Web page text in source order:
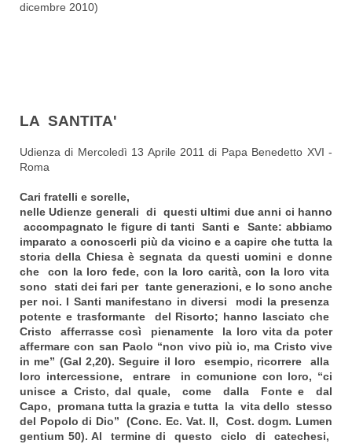
dicembre 2010)
LA SANTITA'
Udienza di Mercoledì 13 Aprile 2011 di Papa Benedetto XVI -
Roma
Cari fratelli e sorelle,
nelle Udienze generali di questi ultimi due anni ci hanno
accompagnato le figure di tanti Santi e Sante: abbiamo
imparato a conoscerli più da vicino e a capire che tutta la
storia della Chiesa è segnata da questi uomini e donne
che con la loro fede, con la loro carità, con la loro vita
sono stati dei fari per tante generazioni, e lo sono anche
per noi. I Santi manifestano in diversi modi la presenza
potente e trasformante del Risorto; hanno lasciato che
Cristo afferrasse così pienamente la loro vita da poter
affermare con san Paolo “non vivo più io, ma Cristo vive
in me” (Gal 2,20). Seguire il loro esempio, ricorrere alla
loro intercessione, entrare in comunione con loro, “ci
unisce a Cristo, dal quale, come dalla Fonte e dal
Capo, promana tutta la grazia e tutta la vita dello stesso
del Popolo di Dio” (Conc. Ec. Vat. II, Cost. dogm. Lumen
gentium 50). Al termine di questo ciclo di catechesi,